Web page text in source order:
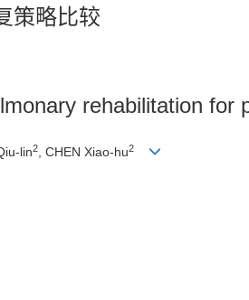
策略比较
rehabilitation
lin2 , CHEN Xiao-hu2